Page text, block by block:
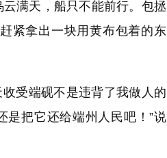
满天，船只不能前行。包拯
紧拿出一块用黄布包着的东
受端砚不是违背了我做人的
是把它还给端州人民吧！”说